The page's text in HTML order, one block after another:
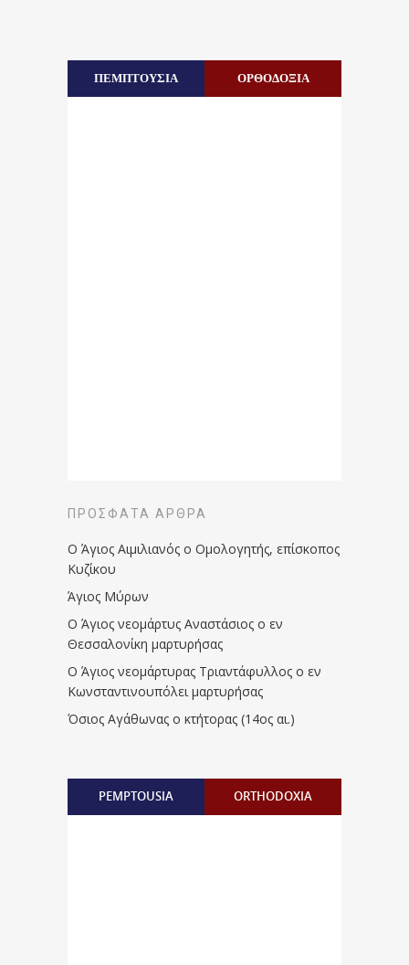
ΠΕΜΠΤΟΥΣΙΑ ΟΡΘΟΔΟΞΙΑ
ΠΡΌΣΦΑΤΑ ΆΡΘΡΑ
Ο Άγιος Αιμιλιανός ο Ομολογητής, επίσκοπος
Κυζίκου
Άγιος Μύρων
Ο Άγιος νεομάρτυς Αναστάσιος ο εν
Θεσσαλονίκη μαρτυρήσας
Ο Άγιος νεομάρτυρας Τριαντάφυλλος ο εν
Κωνσταντινουπόλει μαρτυρήσας
Όσιος Αγάθωνας ο κτήτορας (14ος αι.)
PEMPTOUSIA ORTHODOXIA